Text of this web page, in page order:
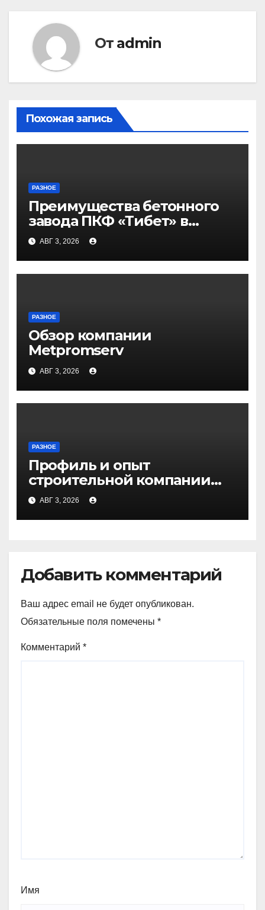
От admin
Похожая запись
РАЗНОЕ
Преимущества бетонного
завода ПКФ «Тибет» в
Волгограде и Волжском
АВГ 3, 2026
РАЗНОЕ
Обзор компании
Metpromserv
АВГ 3, 2026
РАЗНОЕ
Профиль и опыт
строительной компании
Медичи
АВГ 3, 2026
Добавить комментарий
Ваш адрес email не будет опубликован.
Обязательные поля помечены *
Комментарий *
Имя